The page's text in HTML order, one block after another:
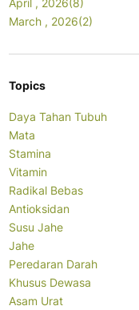
April , 2026(8)
March , 2026(2)
Topics
Daya Tahan Tubuh
Mata
Stamina
Vitamin
Radikal Bebas
Antioksidan
Susu Jahe
Jahe
Peredaran Darah
Khusus Dewasa
Asam Urat